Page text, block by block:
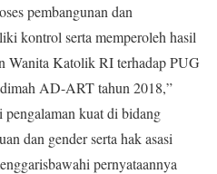
pembangunan dan
kontrol serta memperoleh hasil
Wanita Katolik RI terhadap PUG
AD-ART tahun 2018,”
kuat di bidang
dan gender serta hak asasi
pernyataannya